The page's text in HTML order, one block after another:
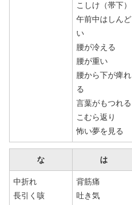
こしけ（帯下）
午前中はしんど
い
腰が冷える
腰が重い
腰から下が痺れ
る
言葉がもつれる
こむら返り
怖い夢を見る
な は
中折れ
長引く咳
背筋痛
吐き気